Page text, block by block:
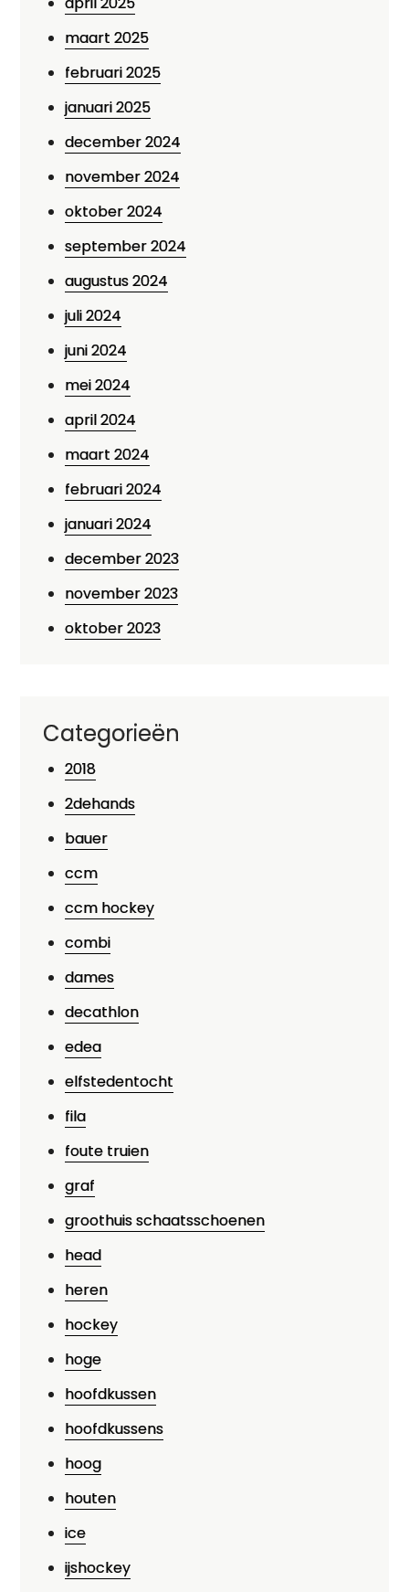
maart 2025
februari 2025
januari 2025
december 2024
november 2024
oktober 2024
september 2024
augustus 2024
juli 2024
juni 2024
mei 2024
april 2024
maart 2024
februari 2024
januari 2024
december 2023
november 2023
oktober 2023
Categorieën
2018
2dehands
bauer
ccm
ccm hockey
combi
dames
decathlon
edea
elfstedentocht
fila
foute truien
graf
groothuis schaatsschoenen
head
heren
hockey
hoge
hoofdkussen
hoofdkussens
hoog
houten
ice
ijshockey